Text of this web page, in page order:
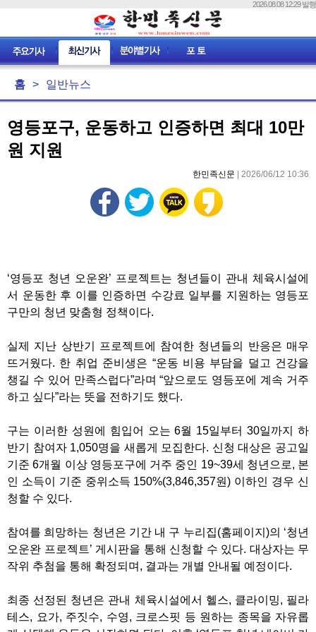
2026.08.08 12:29 발행
홈 > 일반뉴스
영등포구, 운동하고 인증하면 최대 10만
원 지원
한민족신문 | 2026/06/12 10:36
‘영등포 청년 오운완’ 프로젝트는 청년들이 관내 체육시설에
서 운동한 후 이를 인증하면 수강료 일부를 지원하는 영등포
구만의 청년 맞춤형 정책이다.
실제 지난 상반기 프로젝트에 참여한 청년들의 반응은 매우
뜨거웠다. 한 취업 준비생은 “운동 비용 부담을 덜고 건강을
챙길 수 있어 만족스럽다”라며 “앞으로도 영등포에 계속 거주
하고 싶다”라는 뜻을 전하기도 했다.
구는 이러한 성원에 힘입어 오는 6월 15일부터 30일까지 하
반기 참여자 1,050명을 새롭게 모집한다. 신청 대상은 공고일
기준 6개월 이상 영등포구에 거주 중인 19~39세 청년으로, 본
인 소득이 기준 중위소득 150%(3,846,357원) 이하인 경우 신
청할 수 있다.
참여를 희망하는 청년은 기간 내 구 누리집(홈페이지)의 ‘청년
오운완 프로젝트’ 게시판을 통해 신청할 수 있다. 대상자는 무
작위 추첨을 통해 확정되며, 결과는 개별 안내될 예정이다.
최종 선정된 청년은 관내 체육시설에서 헬스, 클라이밍, 필라
테스, 요가, 주짓수, 수영, 크로스핏 등 원하는 종목을 자유롭